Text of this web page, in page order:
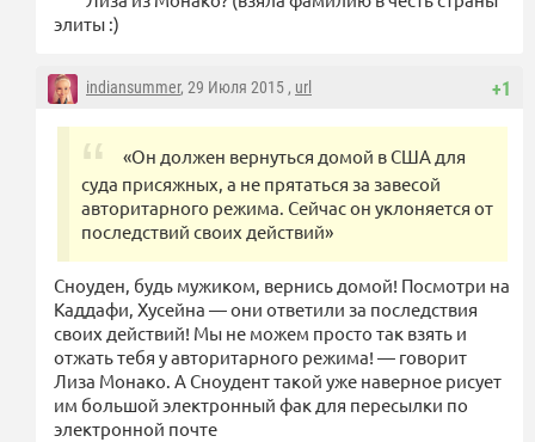
элиты :)
+1
indiansummer, 29 Июля 2015 , url
«Он должен вернуться домой в США для
суда присяжных, а не прятаться за завесой
авторитарного режима. Сейчас он уклоняется от
последствий своих действий»
Сноуден, будь мужиком, вернись домой! Посмотри на
Каддафи, Хусейна — они ответили за последствия
своих действий! Мы не можем просто так взять и
отжать тебя у авторитарного режима! — говорит
Лиза Монако. А Сноудент такой уже наверное рисует
им большой электронный фак для пересылки по
электронной почте